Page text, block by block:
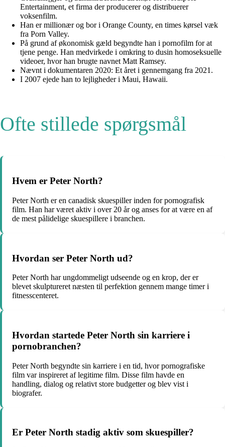
Entertainment, et firma der producerer og distribuerer
voksenfilm.
Han er millionær og bor i Orange County, en times kørsel væk
fra Porn Valley.
På grund af økonomisk gæld begyndte han i pornofilm for at
tjene penge. Han medvirkede i omkring to dusin homoseksuelle
videoer, hvor han brugte navnet Matt Ramsey.
Nævnt i dokumentaren 2020: Et året i gennemgang fra 2021.
I 2007 ejede han to lejligheder i Maui, Hawaii.
Ofte stillede spørgsmål
Hvem er Peter North?
Peter North er en canadisk skuespiller inden for pornografisk
film. Han har været aktiv i over 20 år og anses for at være en af
de mest pålidelige skuespillere i branchen.
Hvordan ser Peter North ud?
Peter North har ungdommeligt udseende og en krop, der er
blevet skulptureret næsten til perfektion gennem mange timer i
fitnesscenteret.
Hvordan startede Peter North sin karriere i
pornobranchen?
Peter North begyndte sin karriere i en tid, hvor pornografiske
film var inspireret af legitime film. Disse film havde en
handling, dialog og relativt store budgetter og blev vist i
biografer.
Er Peter North stadig aktiv som skuespiller?